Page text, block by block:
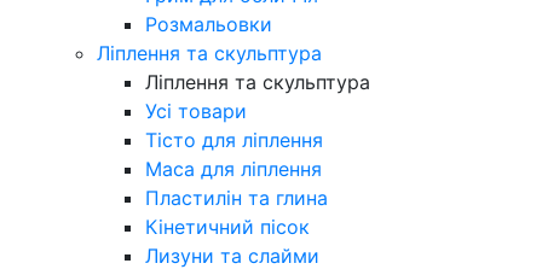
Розмальовки
Ліплення та скульптура
Ліплення та скульптура
Усі товари
Тісто для ліплення
Маса для ліплення
Пластилін та глина
Кінетичний пісок
Лизуни та слайми